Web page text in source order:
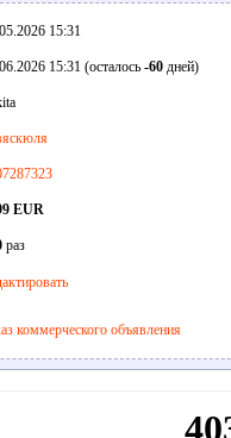
15:31
15:31 (осталось -60дней)
EUR
раз
коммерческого объявления